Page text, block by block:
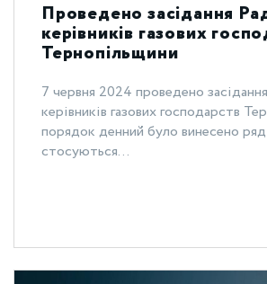
Проведено засідання
керівників газових
Тернопільщини
7 червня 2024 проведено
керівників газових господарств
порядок денний було винесено
стосуються...